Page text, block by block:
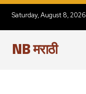
Saturday, August 8, 2026
NB मराठी